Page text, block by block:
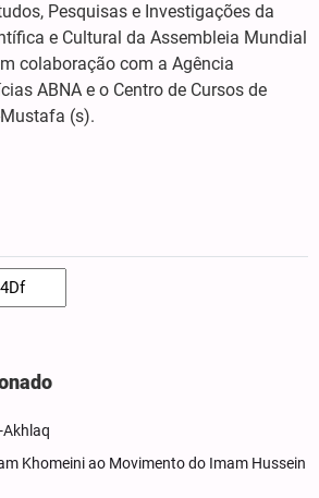
Pesquisas e Investigações da
e Cultural da Assembleia Mundial
colaboração com a Agência
ABNA e o Centro de Cursos de
(s).
Khomeini ao Movimento do Imam Hussein